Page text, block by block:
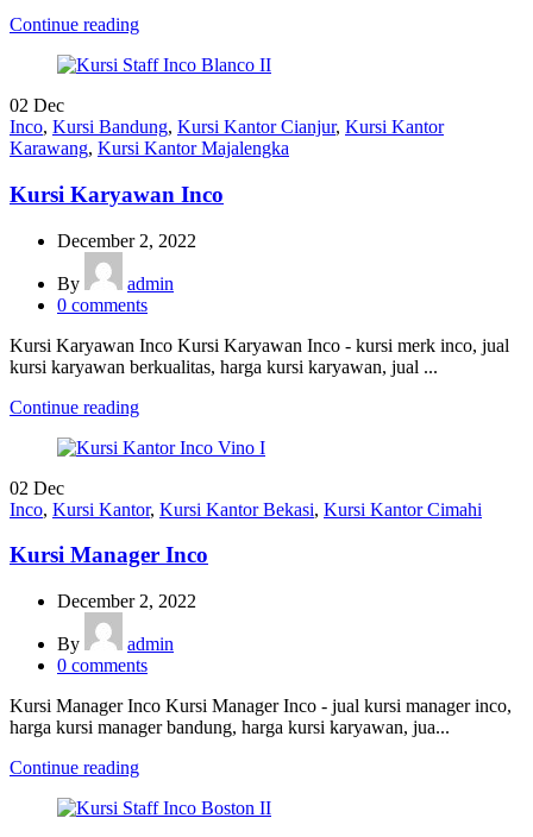
Continue reading
02 Dec
Inco, Kursi Bandung, Kursi Kantor Cianjur, Kursi Kantor
Karawang, Kursi Kantor Majalengka
Kursi Karyawan Inco
December 2, 2022
By
admin
0 comments
Kursi Karyawan Inco Kursi Karyawan Inco - kursi merk inco, jual
kursi karyawan berkualitas, harga kursi karyawan, jual ...
Continue reading
02 Dec
Inco, Kursi Kantor, Kursi Kantor Bekasi, Kursi Kantor Cimahi
Kursi Manager Inco
December 2, 2022
By
admin
0 comments
Kursi Manager Inco Kursi Manager Inco - jual kursi manager inco,
harga kursi manager bandung, harga kursi karyawan, jua...
Continue reading